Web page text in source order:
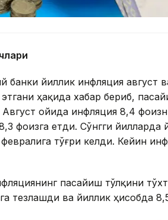
банки йиллик инфляция август
ҳақида хабар бериб,
ойида инфляция 8,4
фоизга етди. Сўнгги йилларда
тўғри келди. Кейин
пасайиш тўлқини
тезлашди ва йиллик ҳисобда